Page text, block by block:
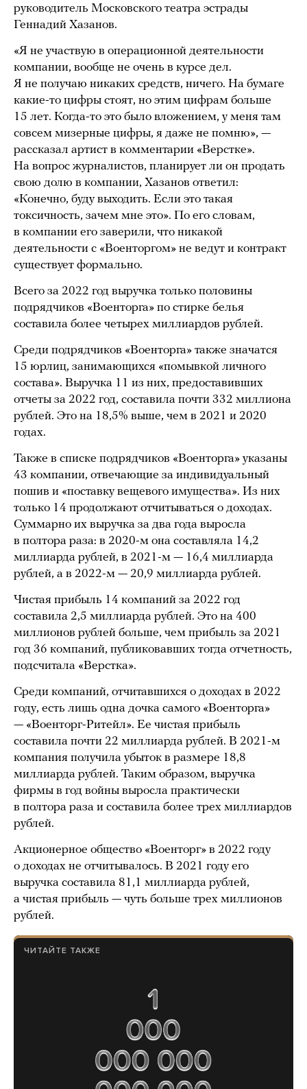
руководитель Московского театра эстрады
Геннадий Хазанов.
«Я не участвую в операционной деятельности
компании, вообще не очень в курсе дел.
Я не получаю никаких средств, ничего. На бумаге
какие-то цифры стоят, но этим цифрам больше
15 лет. Когда-то это было вложением, у меня там
совсем мизерные цифры, я даже не помню», —
рассказал артист в комментарии «Верстке».
На вопрос журналистов, планирует ли он продать
свою долю в компании, Хазанов ответил:
«Конечно, буду выходить. Если это такая
токсичность, зачем мне это». По его словам,
в компании его заверили, что никакой
деятельности с «Военторгом» не ведут и контракт
существует формально.
Всего за 2022 год выручка только половины
подрядчиков «Военторга» по стирке белья
составила более четырех миллиардов рублей.
Среди подрядчиков «Военторга» также значатся
15 юрлиц, занимающихся «помывкой личного
состава». Выручка 11 из них, предоставивших
отчеты за 2022 год, составила почти 332 миллиона
рублей. Это на 18,5% выше, чем в 2021 и 2020
годах.
Также в списке подрядчиков «Военторга» указаны
43 компании, отвечающие за индивидуальный
пошив и «поставку вещевого имущества». Из них
только 14 продолжают отчитываться о доходах.
Суммарно их выручка за два года выросла
в полтора раза: в 2020-м она составляла 14,2
миллиарда рублей, в 2021-м — 16,4 миллиарда
рублей, а в 2022-м — 20,9 миллиарда рублей.
Чистая прибыль 14 компаний за 2022 год
составила 2,5 миллиарда рублей. Это на 400
миллионов рублей больше, чем прибыль за 2021
год 36 компаний, публиковавших тогда отчетность,
подсчитала «Верстка».
Среди компаний, отчитавшихся о доходах в 2022
году, есть лишь одна дочка самого «Военторга»
— «Военторг-Ритейл». Ее чистая прибыль
составила почти 22 миллиарда рублей. В 2021-м
компания получила убыток в размере 18,8
миллиарда рублей. Таким образом, выручка
фирмы в год войны выросла практически
в полтора раза и составила более трех миллиардов
рублей.
Акционерное общество «Военторг» в 2022 году
о доходах не отчитывалось. В 2021 году его
выручка составила 81,1 миллиарда рублей,
а чистая прибыль — чуть больше трех миллионов
рублей.
ЧИТАЙТЕ ТАКЖЕ